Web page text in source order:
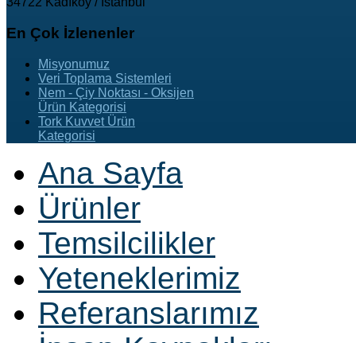
En Çok İzlenenler
Misyonumuz
Veri Toplama Sistemleri
Nem - Çiy Noktası - Oksijen
Ürün Kategorisi
Tork Kuvvet Ürün
Kategorisi
Ana Sayfa
Ürünler
Temsilcilikler
Yeteneklerimiz
Referanslarımız